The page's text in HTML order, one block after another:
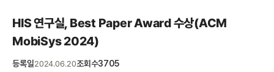
HIS 연구실, Best Paper Award 수상(ACM
MobiSys 2024)
등록일2024.06.20조회수3705